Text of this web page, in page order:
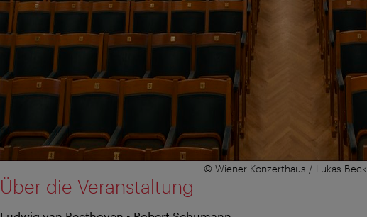
© Wiener Konzerthaus / Lukas Beck
Über die Veranstaltung